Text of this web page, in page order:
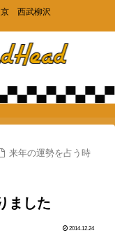
京 西武柳沢
来年の運勢を占う時
ました
2014.12.24